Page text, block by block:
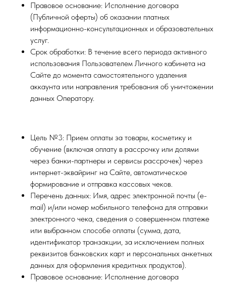
Правовое основание: Исполнение договора
(Публичной оферты) об оказании платных
информационно-консультационных и образовательных
услуг.
Срок обработки: В течение всего периода активного
использования Пользователем Личного кабинета на
Сайте до момента самостоятельного удаления
аккаунта или направления требования об уничтожении
данных Оператору.
Цель №3: Прием оплаты за товары, косметику и
обучение (включая оплату в рассрочку или долями
через банки-партнеры и сервисы рассрочек) через
интернет-эквайринг на Сайте, автоматическое
формирование и отправка кассовых чеков.
Перечень данных: Имя, адрес электронной почты (e-
mail) и/или номер мобильного телефона для отправки
электронного чека, сведения о совершенном платеже
или выбранном способе оплаты (сумма, дата,
идентификатор транзакции, за исключением полных
реквизитов банковских карт и персональных анкетных
данных для оформления кредитных продуктов).
Правовое основание: Исполнение договора